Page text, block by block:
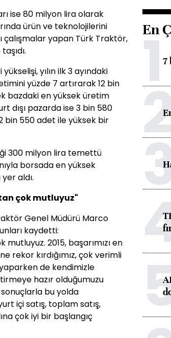
ise 80 milyon lira olarak
ürün ve teknolojilerini
çalışmalar yapan Türk Traktör,
yılın ilk 3 ayındaki
yüzde 7 artırarak 12 bin
bazdaki en yüksek üretim
dışı pazarda ise 3 bin 580
bin 550 adet ile yüksek bir
300 milyon lira temettü
borsada en yüksek
aldı.
çok mutluyuz"
Genel Müdürü Marco
kaydetti:
mutluyuz. 2015, başarımızı en
rekor kırdığımız, çok verimli
de kendimizle
hazır olduğumuzu
sonuçlarla bu yolda
içi satış, toplam satış,
çok iyi bir başlangıç
En
17